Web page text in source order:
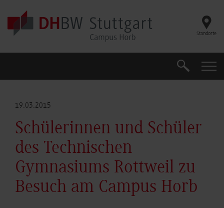
Skip to main content
Standorte
Suche
19.03.2015
Schülerinnen und Schüler
des Technischen
Gymnasiums Rottweil zu
Besuch am Campus Horb